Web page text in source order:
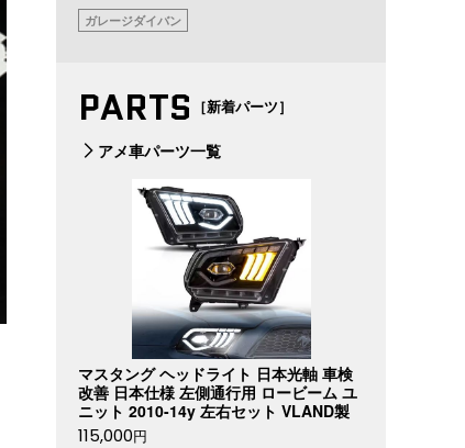
ガレージダイバン
PARTS ［新着パーツ］
アメ車パーツ一覧
マスタング ヘッドライト 日本光軸 車検
改善 日本仕様 左側通行用 ロービーム ユ
ニット 2010-14y 左右セット VLAND製
115,000円